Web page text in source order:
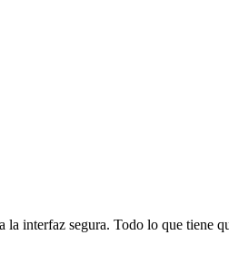
interfaz segura. Todo lo que tiene